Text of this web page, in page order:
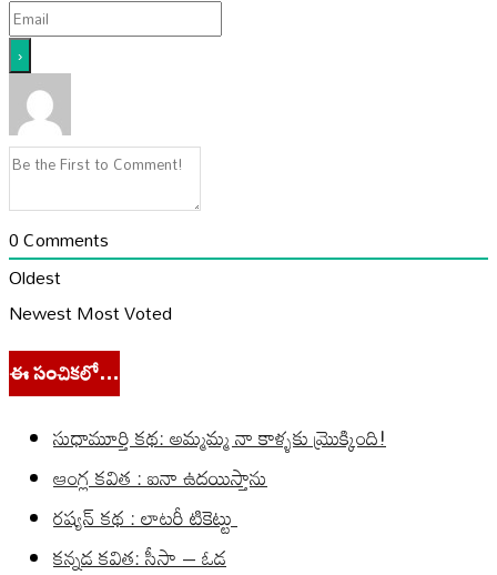
0Comments
Oldest
NewestMost Voted
ఈ సంచికలో…
సుధామూర్తి కథ: అమ్మమ్మ నా కాళ్ళకు మ్రొక్కింది!
ఆంగ్ల కవిత : ఐనా ఉదయిస్తాను
రష్యన్ కథ : లాటరీ టికెట్టు
కన్నడ కవిత: సీసా – ఓడ